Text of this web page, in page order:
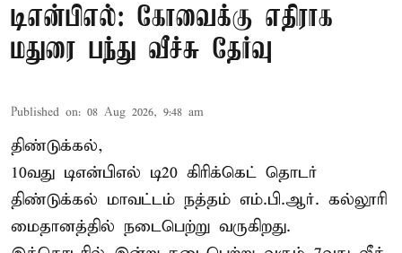
டிஎன்பிஎல்: கோவைக்கு எதிராக
மதுரை பந்து வீச்சு தேர்வு
Published on: 08 Aug 2026, 9:48 am
திண்டுக்கல்,
10வது டிஎன்பிஎல் டி20 கிரிக்கெட் தொடர்
திண்டுக்கல் மாவட்டம் நத்தம் எம்.பி.ஆர். கல்லூரி
மைதானத்தில் நடைபெற்று வருகிறது.